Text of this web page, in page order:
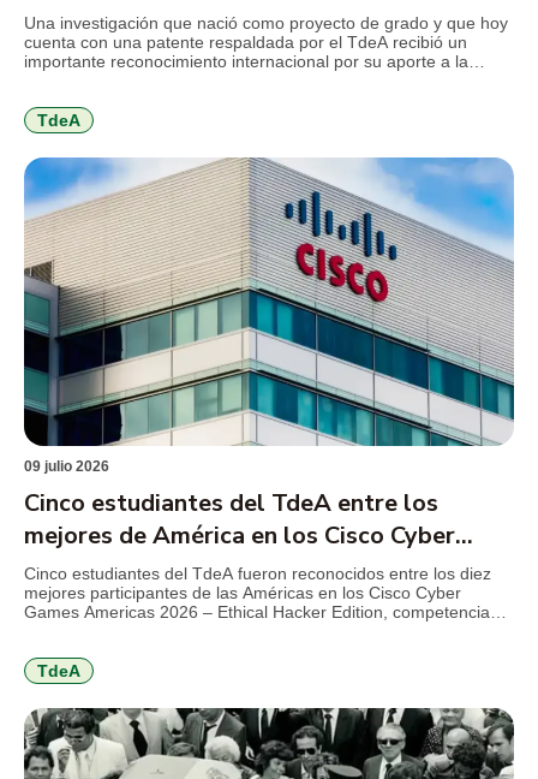
mercurio en la minería
Una investigación que nació como proyecto de grado y que hoy
cuenta con una patente respaldada por el TdeA recibió un
importante reconocimiento internacional por su aporte a la
elaborado a partir de la cáscara de cacao, una […]
TdeA
09 julio 2026
Cinco estudiantes del TdeA entre los
mejores de América en los Cisco Cyber
Games 2026
Cinco estudiantes del TdeA fueron reconocidos entre los diez
mejores participantes de las Américas en los Cisco Cyber
Games Americas 2026 – Ethical Hacker Edition, competencia
ciberseguridad, hacking ético y resolución de problemas
técnicos. El […]
TdeA